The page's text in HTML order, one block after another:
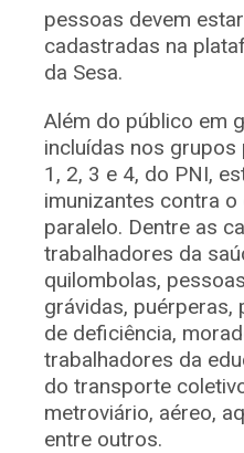
pessoas devem
cadastradas na
da Sesa.
Além do público em
incluídas nos
1, 2, 3 e 4, do PNI,
imunizantes contra
paralelo. Dentre as
trabalhadores da
quilombolas,
grávidas,
de deficiência,
trabalhadores da
do transporte
metroviário, aéreo,
entre outros.